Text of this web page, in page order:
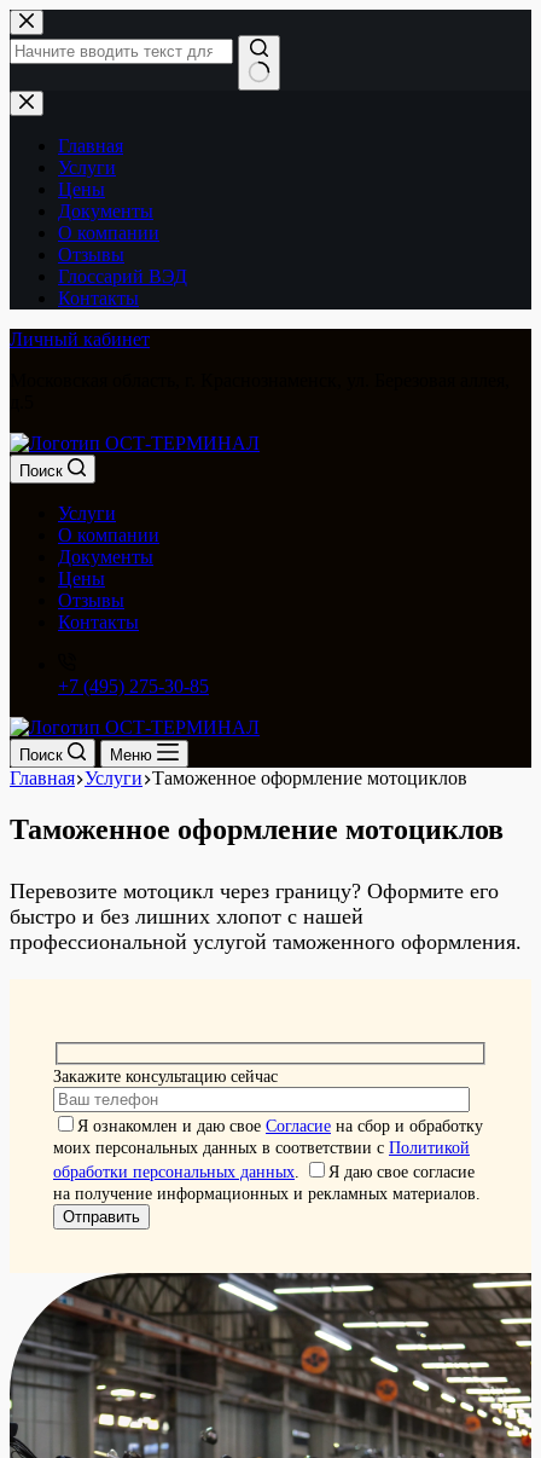
Перейти
к
сути
Ничего
не
найденоГлавная
Услуги
Цены
Документы
О компании
Отзывы
Глоссарий ВЭД
Контакты
Личный кабинет
Поиск
Услуги
О компании
Документы
Цены
Отзывы
Контакты
+7 (495) 275-30-85
Поиск Меню
Главная Услуги Таможенное оформление мотоциклов
Таможенное оформление мотоциклов
Перевозите мотоцикл через границу? Оформите его
быстро и без лишних хлопот с нашей
профессиональной услугой таможенного оформления.
Закажите консультацию сейчас
Я ознакомлен и даю свое Согласие на сбор и обработку
моих персональных данных в соответствии с Политикой
обработки персональных данных.
Я даю свое согласие
на получение информационных и рекламных материалов.